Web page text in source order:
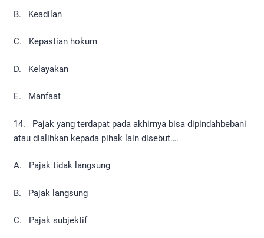
B. Keadilan
C. Kepastian hokum
D. Kelayakan
E. Manfaat
14. Pajak yang terdapat pada akhirnya bisa dipindahbebani
atau dialihkan kepada pihak lain disebut….
A. Pajak tidak langsung
B. Pajak langsung
C. Pajak subjektif